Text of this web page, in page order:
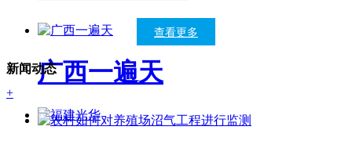
广西一遍天
查看更多
新闻动态
+